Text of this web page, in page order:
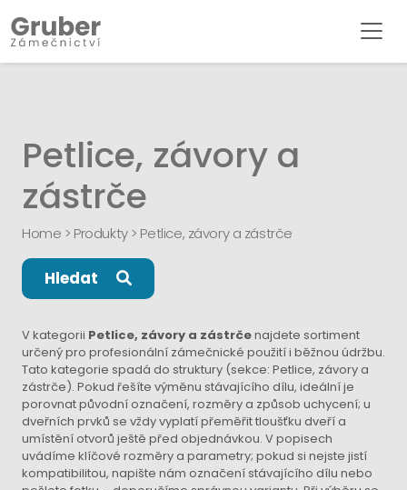
Petlice, závory a
zástrče
Home > Produkty> Petlice, závory a zástrče
Hledat
V kategorii Petlice, závory a zástrčenajdete sortiment
určený pro profesionální zámečnické použití i běžnou údržbu.
Tato kategorie spadá do struktury (sekce: Petlice, závory a
zástrče). Pokud řešíte výměnu stávajícího dílu, ideální je
porovnat původní označení, rozměry a způsob uchycení; u
dveřních prvků se vždy vyplatí přeměřit tloušťku dveří a
umístění otvorů ještě před objednávkou. V popisech
uvádíme klíčové rozměry a parametry; pokud si nejste jistí
kompatibilitou, napište nám označení stávajícího dílu nebo